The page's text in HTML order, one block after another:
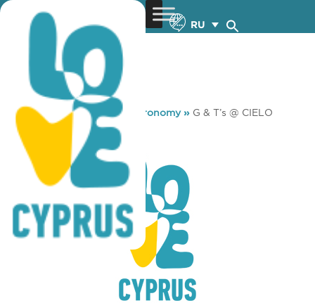
RU
You are here: Home »Gastronomy» G & T’s @ CIELO
G & T’s @ CIELO